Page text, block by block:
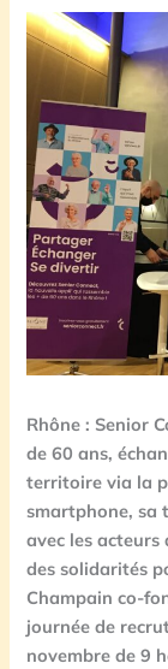
Rhône : Senior
de 60 ans,
territoire via la
smartphone, sa
avec les acteurs
des solidarités
Champain co-
journée de
novembre de 9